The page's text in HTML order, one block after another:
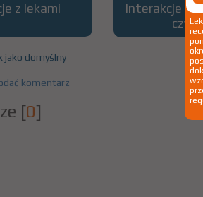
z lekami
Interakcje z
jako domyślny
komentarz
[0]